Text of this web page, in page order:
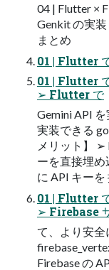
04 | Flutter ×
Genkit の実
まとめ
01 | Flutter
01 | Flutter
➢ Flutter で
Gemini API
実装できる
メリット】 ➢
ーを直接埋め
に API キー
01 | Flutter
➢ Firebase
て、より安全
Firebase の